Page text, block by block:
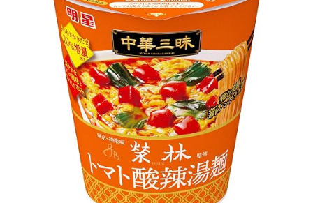
好きが集まる 比べて選べる
ビジネスと働き方のヒント
AI活用のいまが分かる
企業ITのトレンドを詳説
経営リーダーのコミュニティ
マーケ×ITの今がよく分かる
ITエンジニア向け専門サイト